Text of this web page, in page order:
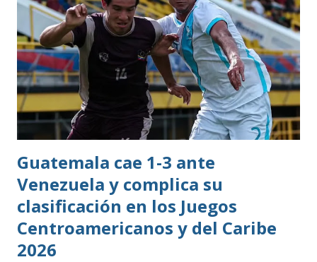
Guatemala cae 1-3 ante
Venezuela y complica su
clasificación en los Juegos
Centroamericanos y del Caribe
2026